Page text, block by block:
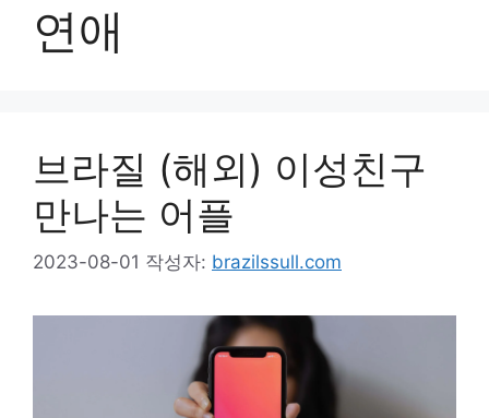
연애
브라질 (해외) 이성친구
만나는 어플
2023-08-01 작성자: brazilssull.com